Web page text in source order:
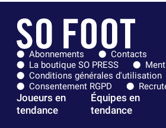
Abonnements
Contacts
La boutique SO PRESS
Conditions générales d'utilisation
Consentement RGPD
Joueurs en
tendance
Équipes en
tendance